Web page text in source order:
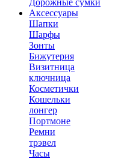
Дорожные сумки
Аксессуары
Шапки
Шарфы
Зонты
Бижутерия
Визитница
ключница
Косметички
Кошельки
лонгер
Портмоне
Ремни
трэвел
Часы